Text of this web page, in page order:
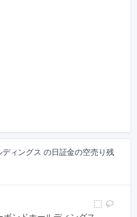
ィングス の日証金の空売り残